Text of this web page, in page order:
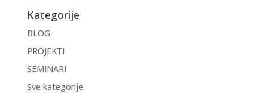
Kategorije
BLOG
PROJEKTI
SEMINARI
Sve kategorije